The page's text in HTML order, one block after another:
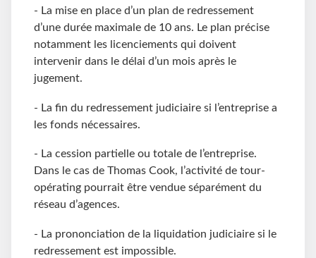
- La mise en place d’un plan de redressement
d’une durée maximale de 10 ans. Le plan précise
notamment les licenciements qui doivent
intervenir dans le délai d’un mois après le
jugement.
- La fin du redressement judiciaire si l’entreprise a
les fonds nécessaires.
- La cession partielle ou totale de l’entreprise.
Dans le cas de Thomas Cook, l’activité de tour-
opérating pourrait être vendue séparément du
réseau d’agences.
- La prononciation de la liquidation judiciaire si le
redressement est impossible.